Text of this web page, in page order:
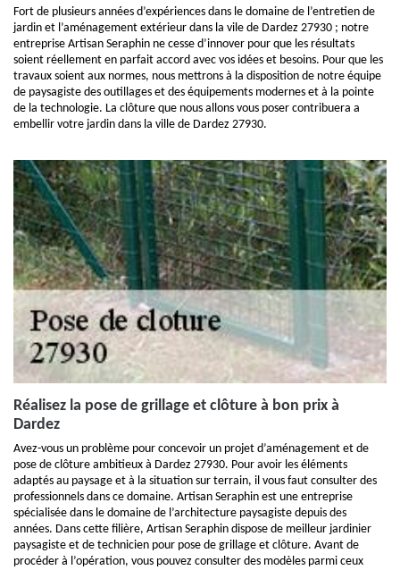
Fort de plusieurs années d’expériences dans le domaine de l’entretien de
jardin et l’aménagement extérieur dans la vile de Dardez 27930 ; notre
entreprise Artisan Seraphin ne cesse d’innover pour que les résultats
soient réellement en parfait accord avec vos idées et besoins. Pour que les
travaux soient aux normes, nous mettrons à la disposition de notre équipe
de paysagiste des outillages et des équipements modernes et à la pointe
de la technologie. La clôture que nous allons vous poser contribuera a
embellir votre jardin dans la ville de Dardez 27930.
Réalisez la pose de grillage et clôture à bon prix à
Dardez
Avez-vous un problème pour concevoir un projet d’aménagement et de
pose de clôture ambitieux à Dardez 27930. Pour avoir les éléments
adaptés au paysage et à la situation sur terrain, il vous faut consulter des
professionnels dans ce domaine. Artisan Seraphin est une entreprise
spécialisée dans le domaine de l’architecture paysagiste depuis des
années. Dans cette filière, Artisan Seraphin dispose de meilleur jardinier
paysagiste et de technicien pour pose de grillage et clôture. Avant de
procéder à l’opération, vous pouvez consulter des modèles parmi ceux